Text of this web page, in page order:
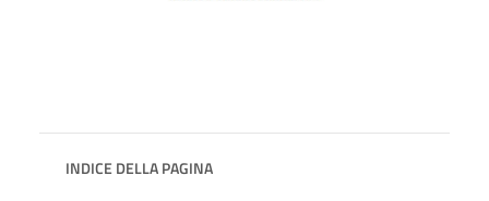
INDICE DELLA PAGINA